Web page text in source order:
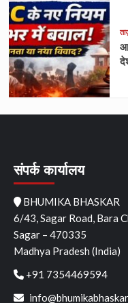
संपर्क कार्यालय
BHUMIKA BHASKAR
6/43, Sagar Road, Bara
Sagar – 470335
Madhya Pradesh (India)
+91 7354469594